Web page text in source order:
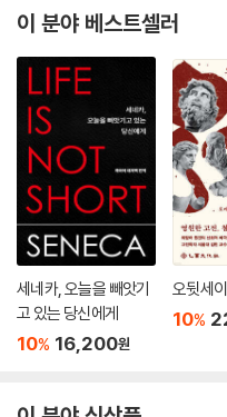
음'으로 보며 번역하였습니다.
름을 방해하는 사족 같은 주석
의 문장 속으로 더 깊이 침잠할
주석들을 담는 데 주력했습니다.
[새로운 열쇠 : ‘올바름 추구자’]
마지막으로, 저희는 이 방대한
구자'라는 개념을 제안합니다. 지
분들께는 다소 낯선 시도일 수
「차라투스트라」의 전체 흐름을
념이라고 믿습니다.
기존의 길을 벗어나 새로운 해석
었다는 것을 「차라투스트라」3
이 분야 베스트셀러
세네카, 오늘을 빼앗기
고 있는 당신에게
10% 16,200원
오뒷세
10%